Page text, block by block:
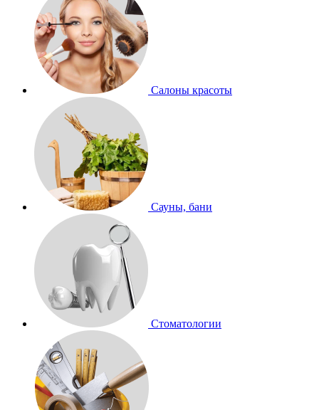
Салоны красоты
Сауны, бани
Стоматологии